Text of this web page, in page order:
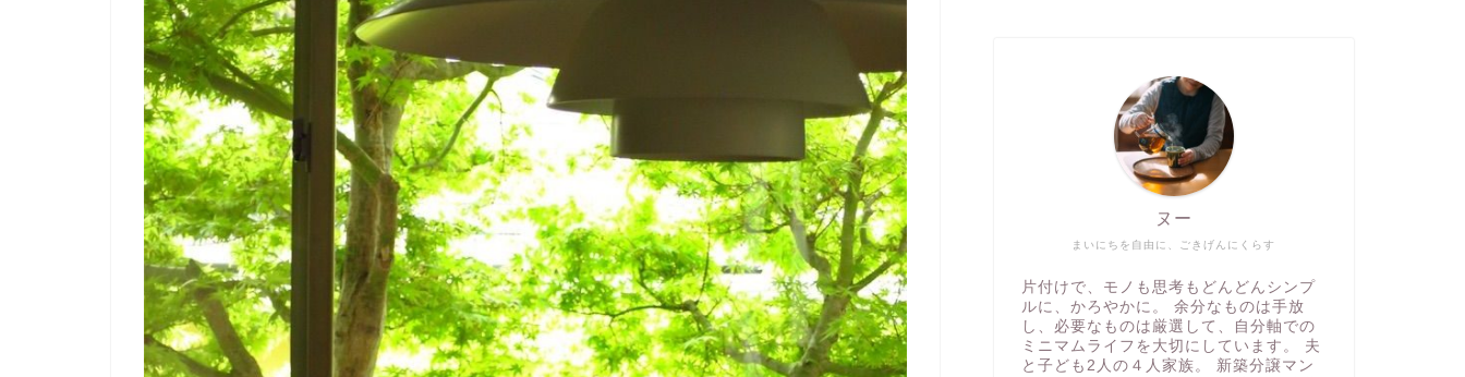
まいにちを自由に、ごきげんにくらす
ヌー
片付けで、モノも思考もどんどんシンプ
ルに、かろやかに。 余分なものは手放
し、必要なものは厳選して、自分軸での
ミニマムライフを大切にしています。 夫
と子ども2人の４人家族。 新築分譲マン